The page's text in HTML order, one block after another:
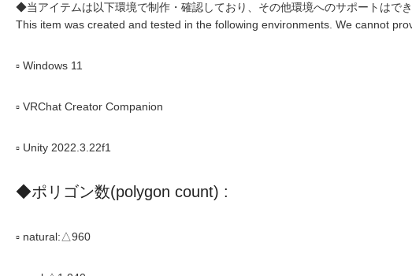
◆当アイテムは以下環境で制作・確認しており、その他環境へのサポートはでき
This item was created and tested in the following environments. We cannot
▫ Windows 11
▫ VRChat Creator Companion
▫ Unity 2022.3.22f1
◆ポリゴン数(polygon count) :
▫ natural:△960